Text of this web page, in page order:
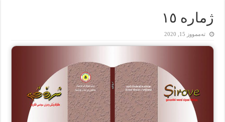
ژمارە ١٥
تەممووز 15, 2020